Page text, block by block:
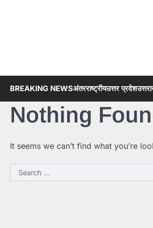
BREAKING NEWSअंतरराष्ट्रीयउत्तर प्रदेश
Nothing
It seems we can’t find what you’re
Search
for: